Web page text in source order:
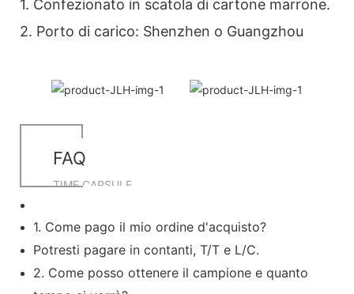
1. Confezionato in scatola di cartone marrone.
2. Porto di carico: Shenzhen o Guangzhou
FAQ
TIME CAPSULE
1. Come pago il mio ordine d'acquisto?
Potresti pagare in contanti, T/T e L/C.
2. Come posso ottenere il campione e quanto